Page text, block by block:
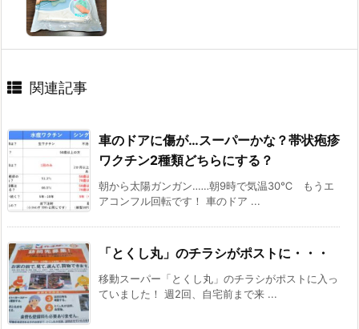
関連記事
車のドアに傷が…スーパーかな？帯状疱疹
ワクチン2種類どちらにする？
朝から太陽ガンガン‥‥‥朝9時で気温30℃ もうエ
アコンフル回転です！ 車のドア ...
「とくし丸」のチラシがポストに・・・
移動スーパー「とくし丸」のチラシがポストに入っ
ていました！ 週2回、自宅前まで来 ...